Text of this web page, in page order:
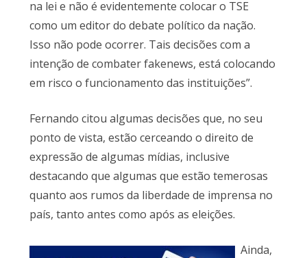
na lei e não é evidentemente colocar o TSE
como um editor do debate político da nação.
Isso não pode ocorrer. Tais decisões com a
intenção de combater fakenews, está colocando
em risco o funcionamento das instituições”.
Fernando citou algumas decisões que, no seu
ponto de vista, estão cerceando o direito de
expressão de algumas mídias, inclusive
destacando que algumas que estão temerosas
quanto aos rumos da liberdade de imprensa no
país, tanto antes como após as eleições.
Ainda,